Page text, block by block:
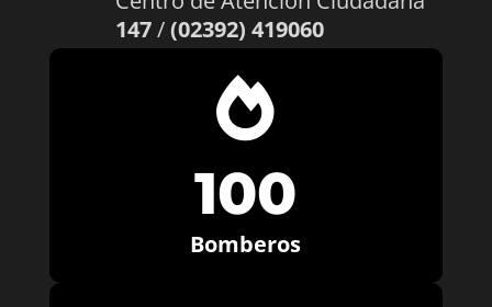
147/(02392) 419060

100
Bomberos